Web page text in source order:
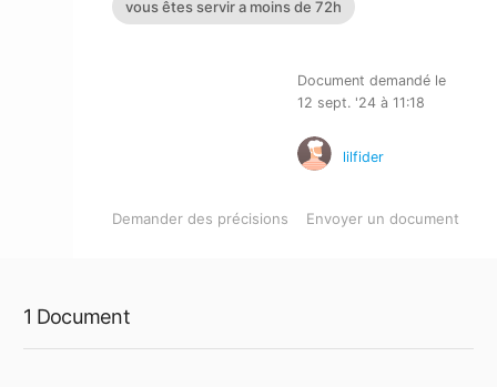
vous êtes servir a moins de 72h
Document demandé le
12 sept. '24 à 11:18
lilfider
Demander des précisions Envoyer un document
1 Document